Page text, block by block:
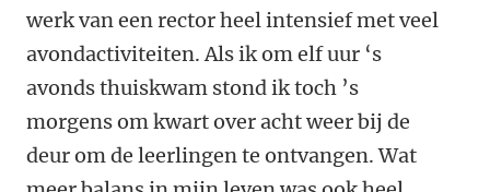
werk van een rector heel intensief met veel
avondactiviteiten. Als ik om elf uur ‘s
avonds thuiskwam stond ik toch ’s
morgens om kwart over acht weer bij de
deur om de leerlingen te ontvangen. Wat